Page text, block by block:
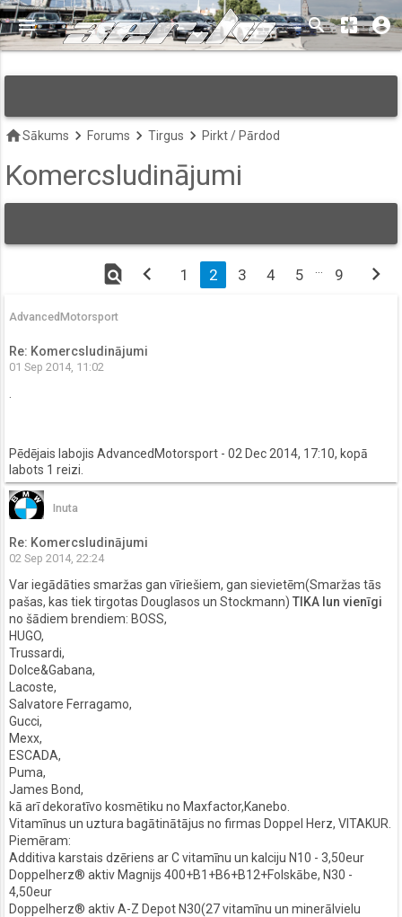
keyboard_arrow_down
menu search pages account_circle
homeSākums keyboard_arrow_right Forums keyboard_arrow_right Tirgus keyboard_arrow_right Pirkt / Pārdod
Komercsludinājumi
find_in_page chevron_left 1 2 3 4 5 9 chevron_right
AdvancedMotorsport
Re: Komercsludinājumi
01 Sep 2014, 11:02
Pēdējais labojis AdvancedMotorsport - 02 Dec 2014, 17:10, kopā
labots 1 reizi.
Inuta
Re: Komercsludinājumi
02 Sep 2014, 22:24
Var iegādāties smaržas gan vīriešiem, gan sievietēm(Smaržas tās
pašas, kas tiek tirgotas Douglasos un Stockmann) TIKA Iun vienīgi
no šādiem brendiem: BOSS,
HUGO,
Trussardi,
Dolce&Gabana,
Lacoste,
Salvatore Ferragamo,
Gucci,
Mexx,
ESCADA,
Puma,
James Bond,
kā arī dekoratīvo kosmētiku no Maxfactor,Kanebo.
Vitamīnus un uztura bagātinātājus no firmas Doppel Herz, VITAKUR.
Piemēram:
Additiva karstais dzēriens ar C vitamīnu un kalciju N10 - 3,50eur
Doppelherz® aktiv Magnijs 400+B1+B6+B12+Folskābe, N30 -
4,50eur
Doppelherz® aktiv A-Z Depot N30(27 vitamīnu un minerālvielu